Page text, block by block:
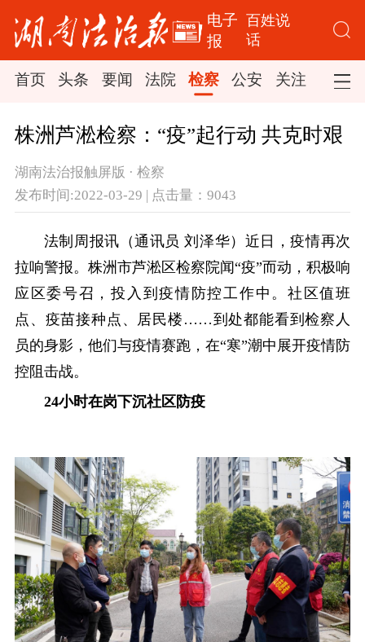
电子
报
百姓说
话
首页 头条 要闻 法院 检察 公安 关注 司法
株洲芦淞检察：“疫”起行动 共克时艰
湖南法治报触屏版 · 检察
发布时间:2022-03-29 | 点击量：9043
法制周报讯（通讯员 刘泽华）近日，疫情再次
拉响警报。株洲市芦淞区检察院闻“疫”而动，积极响
应区委号召，投入到疫情防控工作中。社区值班
点、疫苗接种点、居民楼……到处都能看到检察人
员的身影，他们与疫情赛跑，在“寒”潮中展开疫情防
控阻击战。
24小时在岗下沉社区防疫